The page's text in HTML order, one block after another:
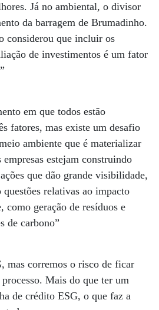
Já no ambiental, o divisor
da barragem de Brumadinho.
considerou que incluir os
de investimentos é um fator
em que todos estão
fatores, mas existe um desafio
ambiente que é materializar
empresas estejam construindo
que dão grande visibilidade,
questões relativas ao impacto
como geração de resíduos e
de carbono”
mas corremos o risco de ficar
Mais do que ter um
de crédito ESG, o que faz a